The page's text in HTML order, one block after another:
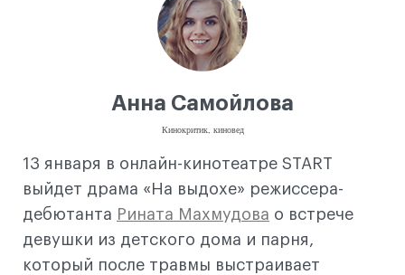
Анна Самойлова
Кинокритик, киновед
13 января в онлайн-кинотеатре START
выйдет драма «На выдохе» режиссера-
дебютанта Рината Махмудова о встрече
девушки из детского дома и парня,
который после травмы выстраивает